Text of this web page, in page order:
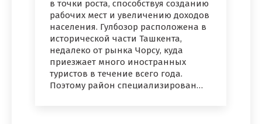
в точки роста, способствуя созданию
рабочих мест и увеличению доходов
населения. Гулбозор расположена в
исторической части Ташкента,
недалеко от рынка Чорсу, куда
приезжает много иностранных
туристов в течение всего года.
Поэтому район специализирован…